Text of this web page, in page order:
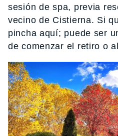
sesión de spa, previa
vecino de Cistierna. Si
pincha aquí; puede ser
de comenzar el retiro o